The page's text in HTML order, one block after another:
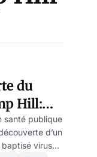
du
Hill:
ou
santé publique
d’un
baptisé virus